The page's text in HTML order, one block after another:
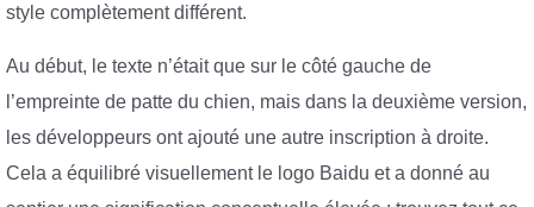
style complètement différent.
Au début, le texte n’était que sur le côté gauche de
l’empreinte de patte du chien, mais dans la deuxième version,
les développeurs ont ajouté une autre inscription à droite.
Cela a équilibré visuellement le logo Baidu et a donné au